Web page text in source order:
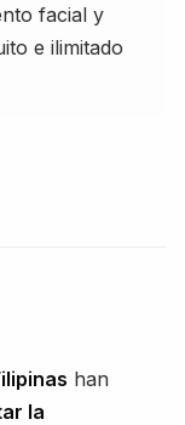
facial y
e ilimitado
han
la